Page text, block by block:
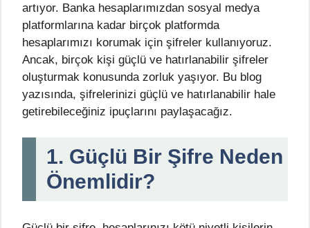
artıyor. Banka hesaplarımızdan sosyal medya
platformlarına kadar birçok platformda
hesaplarımızı korumak için şifreler kullanıyoruz.
Ancak, birçok kişi güçlü ve hatırlanabilir şifreler
oluşturmak konusunda zorluk yaşıyor. Bu blog
yazısında, şifrelerinizi güçlü ve hatırlanabilir hale
getirebileceğiniz ipuçlarını paylaşacağız.
1. Güçlü Bir Şifre Neden
Önemlidir?